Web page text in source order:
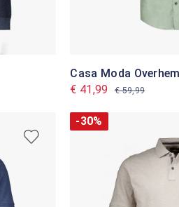
Casa Moda
€ 41,99
€ 59,99
-30%